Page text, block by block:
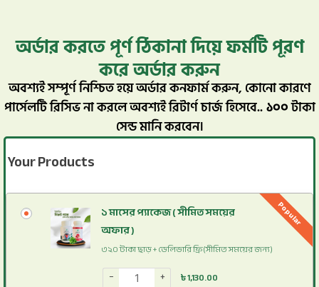
অর্ডার করতে পূর্ণ ঠিকানা দিয়ে ফর্মটি পূরণ
করে অর্ডার করুন
অবশ্যই সম্পূর্ণ নিশ্চিত হয়ে অর্ডার কনফার্ম করুন, কোনো কারণে
পার্সেলটি রিসিভ না করলে অবশ্যই রিটার্ণ চার্জ হিসেবে..১০০টাকা
সেন্ড মানি করবেন।
Your Products
Popular
১ মাসের প্যাকেজ ( সীমিত সময়ের
অফার )
৩২০ টাকা ছাড় + ডেলিভারি ফ্রি(সীমিত সময়ের জন্য)
− + ৳1,130.00